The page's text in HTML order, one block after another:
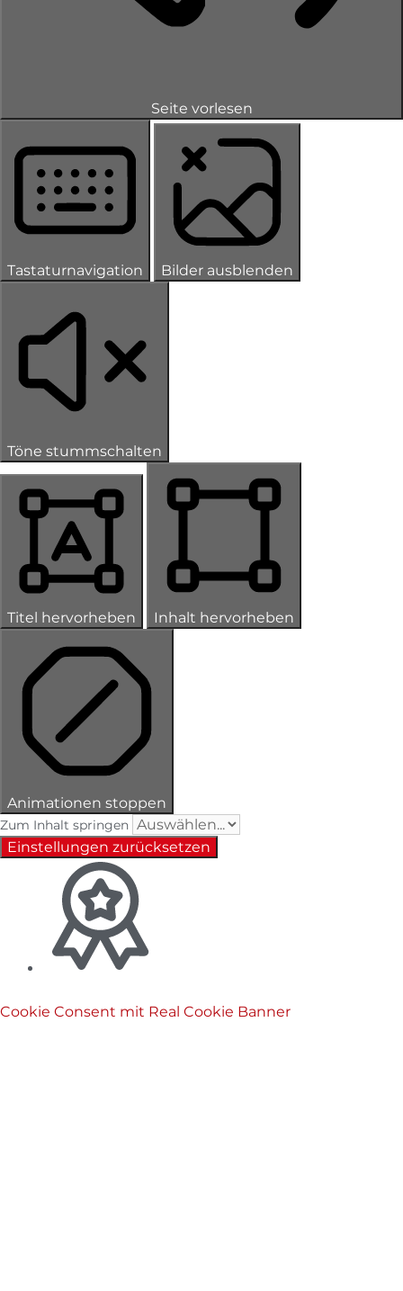
Seite vorlesen
Tastaturnavigation Bilder ausblenden
Töne stummschalten
Titel hervorheben Inhalt hervorheben
Animationen stoppen
Zum Inhalt springen
Einstellungen zurücksetzen
Cookie Consent mit Real Cookie Banner